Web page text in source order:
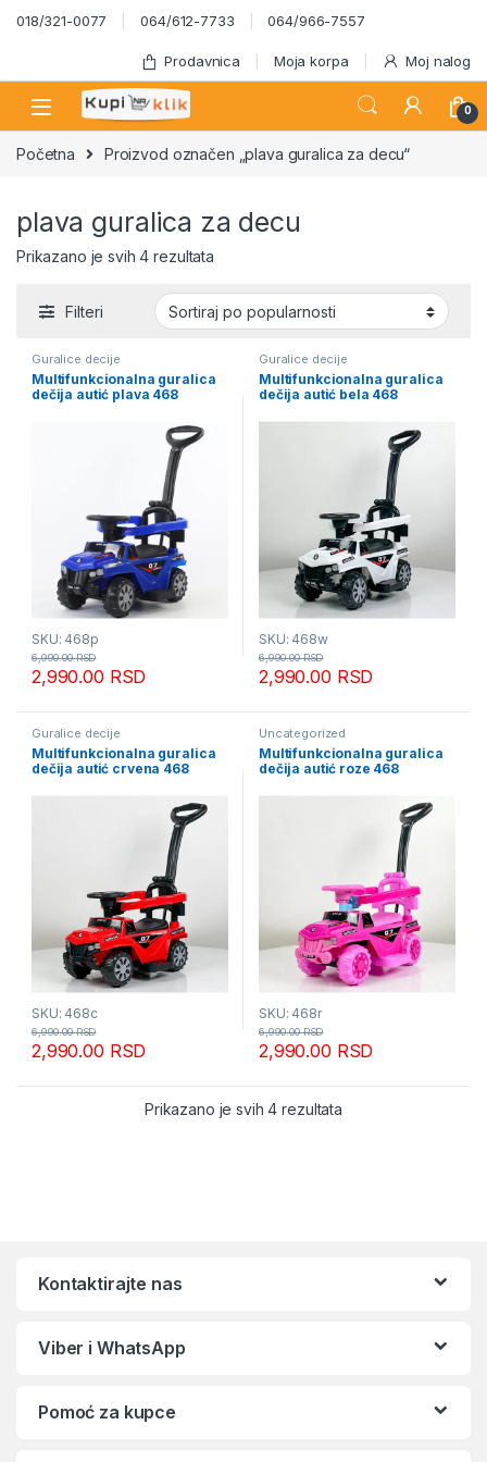
Skip to navigation
Skip to content
018/321-0077 064/612-7733 064/966-7557
Prodavnica Moja korpa Moj nalog
0
Početna Proizvod označen „plava guralica za decu“
plava guralica za decu
Prikazano je svih 4 rezultataSortirano po popularnosti
Filteri
Guralice decije
Multifunkcionalna guralica
dečija autić plava 468
SKU: 468p
2,990.00 RSD
6,990.00RSD
Guralice decije
Multifunkcionalna guralica
dečija autić bela 468
SKU: 468w
2,990.00 RSD
6,990.00RSD
Guralice decije
Multifunkcionalna guralica
dečija autić crvena 468
SKU: 468c
2,990.00 RSD
6,990.00RSD
Uncategorized
Multifunkcionalna guralica
dečija autić roze 468
SKU: 468r
2,990.00 RSD
6,990.00RSD
Prikazano je svih 4 rezultataSortirano po
Kontaktirajte nas
Viber i WhatsApp
Pomoć za kupce